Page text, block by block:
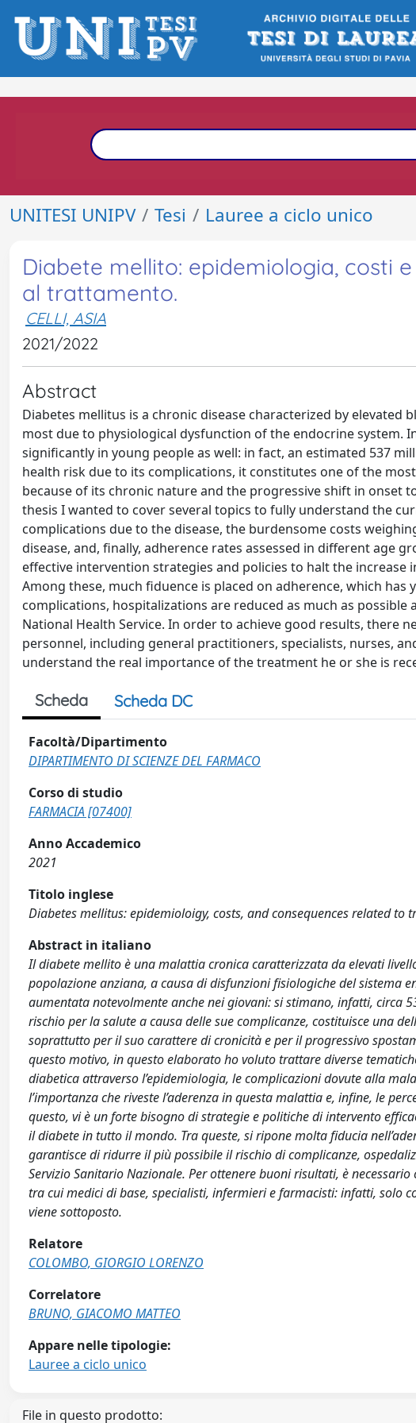
UNITESI UNIPV Tesi Lauree a ciclo unico
Diabete mellito: epidemiologia, costi
al trattamento.
CELLI, ASIA
2021/2022
Abstract
Diabetes mellitus is a chronic disease characterized by
most due to physiological dysfunction of the endocrine system.
significantly in young people as well: in fact, an estimated 537
health risk due to its complications, it constitutes one of the
because of its chronic nature and the progressive shift in onset
thesis I wanted to cover several topics to fully understand the
complications due to the disease, the burdensome costs
disease, and, finally, adherence rates assessed in different age
effective intervention strategies and policies to halt the
Among these, much fiduence is placed on adherence, which
complications, hospitalizations are reduced as much as
National Health Service. In order to achieve good results, there
personnel, including general practitioners, specialists, nurses,
understand the real importance of the treatment he or she is
Scheda Scheda DC
Facoltà/Dipartimento
DIPARTIMENTO DI SCIENZE DEL FARMACO
Corso di studio
FARMACIA [07400]
Anno Accademico
2021
Titolo inglese
Diabetes mellitus: epidemioloigy, costs, and consequences related to
Abstract in italiano
Il diabete mellito è una malattia cronica caratterizzata da elevati
popolazione anziana, a causa di disfunzioni fisiologiche del sistema
aumentata notevolmente anche nei giovani: si stimano, infatti, circa
rischio per la salute a causa delle sue complicanze, costituisce una
soprattutto per il suo carattere di cronicità e per il progressivo
questo motivo, in questo elaborato ho voluto trattare diverse
diabetica attraverso l’epidemiologia, le complicazioni dovute alla
l’importanza che riveste l’aderenza in questa malattia e, infine, le
questo, vi è un forte bisogno di strategie e politiche di intervento
il diabete in tutto il mondo. Tra queste, si ripone molta fiducia
garantisce di ridurre il più possibile il rischio di complicanze,
Servizio Sanitario Nazionale. Per ottenere buoni risultati, è
tra cui medici di base, specialisti, infermieri e farmacisti: infatti, solo
viene sottoposto.
Relatore
COLOMBO, GIORGIO LORENZO
Correlatore
BRUNO, GIACOMO MATTEO
Appare nelle tipologie:
Lauree a ciclo unico
File in questo prodotto: